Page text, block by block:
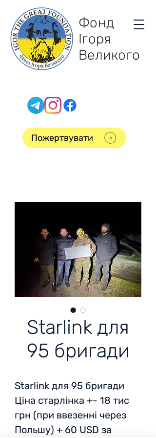
Фонд
Ігоря
Великого
Пожертвувати
Starlink для
95 бригади
Starlink для 95 бригади
Ціна старлінка +- 18 тис
грн (при ввезенні через
Польшу) + 60 USD за